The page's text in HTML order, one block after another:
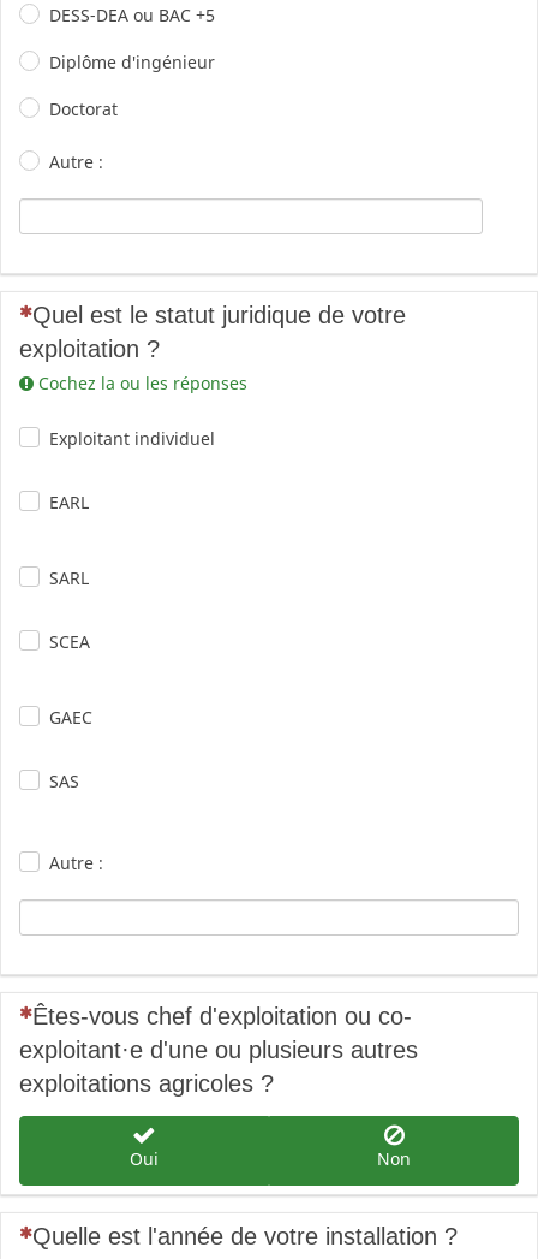
DESS-DEA ou BAC +5
Diplôme d'ingénieur
Doctorat
Autre :
(Cette question est obligatoire)
Quel est le statut juridique de votre
exploitation ?
Cochez la ou les réponses
Exploitant individuel
EARL
SARL
SCEA
GAEC
SAS
Autre :
(Cette question est obligatoire)
Êtes-vous chef d'exploitation ou co-
exploitant·e d'une ou plusieurs autres
exploitations agricoles ?
Oui Non
(Cette question est obligatoire)
Quelle est l'année de votre installation ?